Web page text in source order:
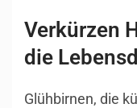
Verkürzen
die
Glühbirnen, die